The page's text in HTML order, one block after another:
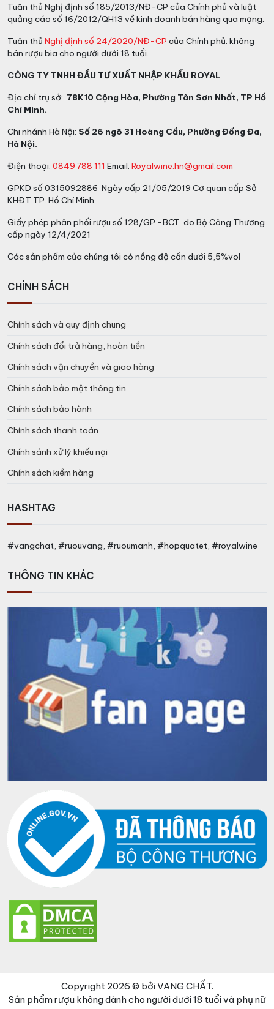
Tuân thủ Nghị định số 185/2013/NĐ-CP của Chính phủ và luật
quảng cáo số 16/2012/QH13 về kinh doanh bán hàng qua mạng.
Tuân thủ Nghị định số 24/2020/NĐ-CP của Chính phủ: không
bán rượu bia cho người dưới 18 tuổi.
CÔNG TY TNHH ĐẦU TƯ XUẤT NHẬP KHẨU ROYAL
Địa chỉ trụ sở: 78K10 Cộng Hòa, Phường Tân Sơn Nhất, TP Hồ
Chí Minh.
Chi nhánh Hà Nội: Số 26 ngõ 31 Hoàng Cầu, Phường Đống Đa,
Hà Nội.
Điện thoại: 0849 788 111 Email: Royalwine.hn@gmail.com
GPKD số 0315092886 Ngày cấp 21/05/2019 Cơ quan cấp Sở
KHĐT TP. Hồ Chí Minh
Giấy phép phân phối rượu số 128/GP -BCT do Bộ Công Thương
cấp ngày 12/4/2021
Các sản phẩm của chúng tôi có nồng độ cồn dưới 5,5%vol
CHÍNH SÁCH
Chính sách và quy định chung
Chính sách đổi trả hàng, hoàn tiền
Chính sách vận chuyển và giao hàng
Chính sách bảo mật thông tin
Chính sách bảo hành
Chính sách thanh toán
Chính sánh xử lý khiếu nại
Chính sách kiểm hàng
HASHTAG
#vangchat, #ruouvang, #ruoumanh, #hopquatet, #royalwine
THÔNG TIN KHÁC
Copyright 2026 © bởi VANG CHẤT.
Sản phẩm rượu không dành cho người dưới 18 tuổi và phụ nữ